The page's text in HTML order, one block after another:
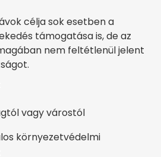
célja sok esetben a
támogatása is, de az
nem feltétlenül jelent
vagy várostól
környezetvédelmi